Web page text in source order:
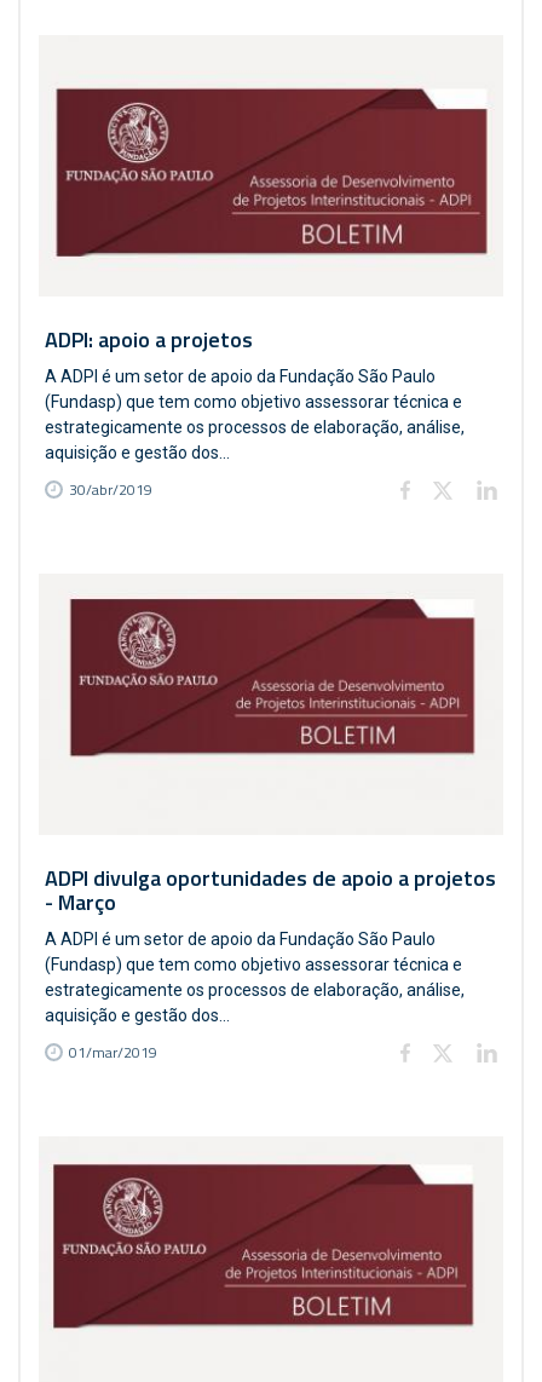
ADPI: apoio a projetos
A ADPI é um setor de apoio da Fundação São Paulo
(Fundasp) que tem como objetivo assessorar técnica e
estrategicamente os processos de elaboração, análise,
aquisição e gestão dos...
30/abr/2019
ADPI divulga oportunidades de apoio a projetos
- Março
A ADPI é um setor de apoio da Fundação São Paulo
(Fundasp) que tem como objetivo assessorar técnica e
estrategicamente os processos de elaboração, análise,
aquisição e gestão dos...
01/mar/2019